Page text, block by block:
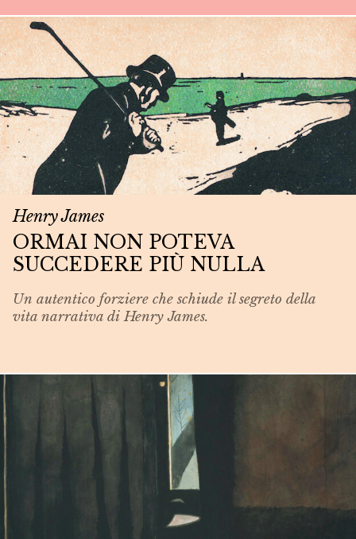
Henry James
ORMAI NON POTEVA
SUCCEDERE PIÙ NULLA
Un autentico forziere che schiude il segreto della
vita narrativa di Henry James.